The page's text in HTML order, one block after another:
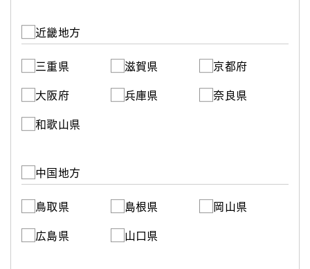
近畿地方
三重県 滋賀県 京都府
大阪府 兵庫県 奈良県
和歌山県
中国地方
鳥取県 島根県 岡山県
広島県 山口県